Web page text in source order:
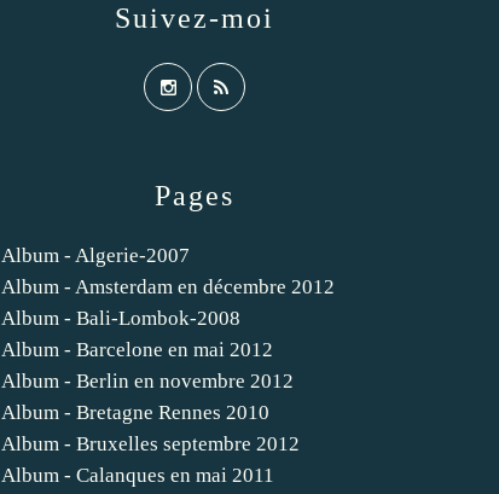
Pages
Album - Algerie-2007
Album - Amsterdam en décembre 2012
Album - Bali-Lombok-2008
Album - Barcelone en mai 2012
Album - Berlin en novembre 2012
Album - Bretagne Rennes 2010
Album - Bruxelles septembre 2012
Album - Calanques en mai 2011
Suivez-moi